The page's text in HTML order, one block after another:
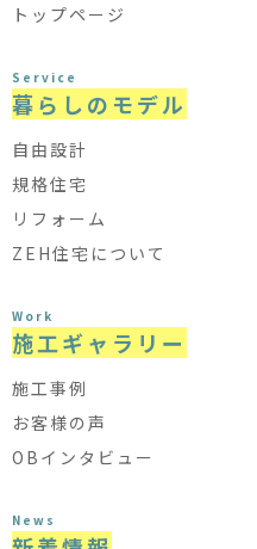
トップページ
Service
暮らしのモデル
自由設計
規格住宅
リフォーム
ZEH住宅について
Work
施工ギャラリー
施工事例
お客様の声
OBインタビュー
News